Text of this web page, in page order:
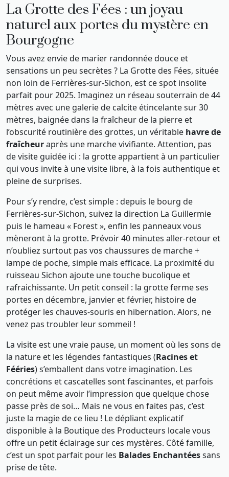
La Grotte des Fées : un joyau
naturel aux portes du mystère en
Bourgogne
Vous avez envie de marier randonnée douce et
sensations un peu secrètes ? La Grotte des Fées, située
non loin de Ferrières-sur-Sichon, est ce spot insolite
parfait pour 2025. Imaginez un réseau souterrain de 44
mètres avec une galerie de calcite étincelante sur 30
mètres, baignée dans la fraîcheur de la pierre et
l’obscurité routinière des grottes, un véritable havre de
fraîcheuraprès une marche vivifiante. Attention, pas
de visite guidée ici : la grotte appartient à un particulier
qui vous invite à une visite libre, à la fois authentique et
pleine de surprises.
Pour s’y rendre, c’est simple : depuis le bourg de
Ferrières-sur-Sichon, suivez la direction La Guillermie
puis le hameau « Forest », enfin les panneaux vous
mèneront à la grotte. Prévoir 40 minutes aller-retour et
n’oubliez surtout pas vos chaussures de marche +
lampe de poche, simple mais efficace. La proximité du
ruisseau Sichon ajoute une touche bucolique et
rafraichissante. Un petit conseil : la grotte ferme ses
portes en décembre, janvier et février, histoire de
protéger les chauves-souris en hibernation. Alors, ne
venez pas troubler leur sommeil !
La visite est une vraie pause, un moment où les sons de
la nature et les légendes fantastiques (Racines et
Fééries) s’emballent dans votre imagination. Les
concrétions et cascatelles sont fascinantes, et parfois
on peut même avoir l’impression que quelque chose
passe près de soi… Mais ne vous en faites pas, c’est
juste la magie de ce lieu ! Le dépliant explicatif
disponible à la Boutique des Producteurs locale vous
offre un petit éclairage sur ces mystères. Côté famille,
c’est un spot parfait pour les Balades Enchantéessans
prise de tête.